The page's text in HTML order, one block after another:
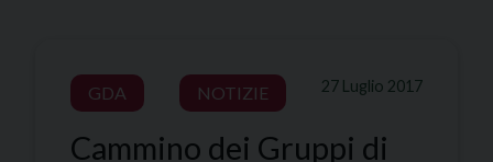
27 Luglio 2017
GDA NOTIZIE
Cammino dei Gruppi di